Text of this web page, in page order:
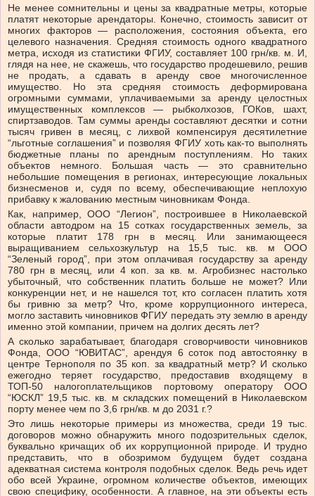
Не менее сомнительны и цены за квадратные метры, которые
платят некоторые арендаторы. Конечно, стоимость зависит от
многих факторов — расположения, состояния объекта, его
целевого назначения. Средняя стоимость одного квадратного
метра, исходя из статистики ФГИУ, составляет 100 грн/кв. м. И,
глядя на нее, не скажешь, что государство продешевило, решив
не продать, а сдавать в аренду свое многочисленное
имущество. Но эта средняя стоимость деформирована
огромными суммами, уплачиваемыми за аренду целостных
имущественных комплексов — рыбколхозов, ГОКов, шахт,
спиртзаводов. Там суммы аренды составляют десятки и сотни
тысяч гривен в месяц, с лихвой компенсируя десятилетние
“льготные соглашения” и позволяя ФГИУ хоть как-то выполнять
бюджетные планы по арендным поступлениям. Но таких
объектов немного. Большая часть — это сравнительно
небольшие помещения в регионах, интересующие локальных
бизнесменов и, судя по всему, обеспечивающие неплохую
прибавку к жалованию местным чиновникам Фонда.
Как, например, ООО “Легион”, построившее в Николаевской
области автодром на 15 сотках государственных земель, за
которые платит 178 грн в месяц. Или занимающееся
выращиванием сельхозкультур на 15,5 тыс. кв. м ООО
“Зеленый город”, при этом оплачивая государству за аренду
780 грн в месяц, или 4 коп. за кв. м. Агробизнес настолько
убыточный, что собственник платить больше не может? Или
конкуренции нет, и не нашелся тот, кто согласен платить хотя
бы гривню за метр? Что, кроме коррупционного интереса,
могло заставить чиновников ФГИУ передать эту землю в аренду
именно этой компании, причем на долгих десять лет?
А сколько зарабатывает, благодаря сговорчивости чиновников
Фонда, ООО “ЮВИТАС”, арендуя 6 соток под автостоянку в
центре Тернополя по 35 коп. за квадратный метр? И сколько
ежегодно теряет государство, предоставив входящему в
ТОП-50 налогоплательщиков портовому оператору ООО
“ЮСКЛ” 19,5 тыс. кв. м складских помещений в Николаевском
порту менее чем по 3,6 грн/кв. м до 2031 г.?
Это лишь некоторые примеры из множества, среди 19 тыс.
договоров можно обнаружить много подозрительных сделок,
буквально кричащих об их коррупционной природе. И трудно
представить, что в обозримом будущем будет создана
адекватная система контроля подобных сделок. Ведь речь идет
обо всей Украине, огромном количестве объектов, имеющих
свою специфику, особенности. А главное, на эти объекты есть